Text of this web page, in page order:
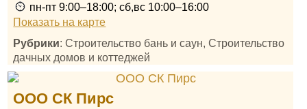
пн-пт 9:00–18:00; сб,вс 10:00–16:00
Показать на карте
Рубрики: Строительство бань и саун, Строительство
дачных домов и коттеджей
ООО СК Пирс